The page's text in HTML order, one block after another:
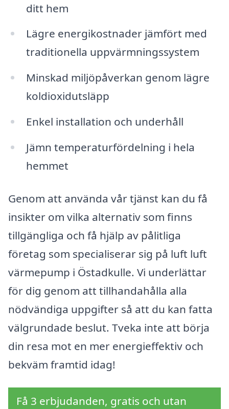
ditt hem
Lägre energikostnader jämfört med
traditionella uppvärmningssystem
Minskad miljöpåverkan genom lägre
koldioxidutsläpp
Enkel installation och underhåll
Jämn temperaturfördelning i hela
hemmet
Genom att använda vår tjänst kan du få
insikter om vilka alternativ som finns
tillgängliga och få hjälp av pålitliga
företag som specialiserar sig på luft luft
värmepump i Östadkulle. Vi underlättar
för dig genom att tillhandahålla alla
nödvändiga uppgifter så att du kan fatta
välgrundade beslut. Tveka inte att börja
din resa mot en mer energieffektiv och
bekväm framtid idag!
Få 3 erbjudanden, gratis och utan